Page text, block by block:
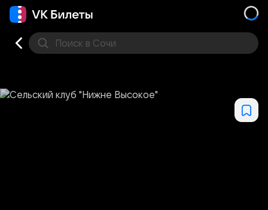
Поиск в Сочи